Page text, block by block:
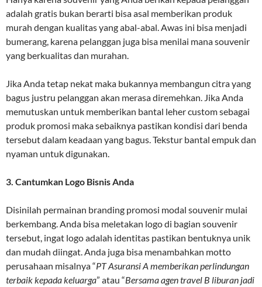
adalah gratis bukan berarti bisa asal memberikan produk
murah dengan kualitas yang abal-abal. Awas ini bisa menjadi
bumerang, karena pelanggan juga bisa menilai mana souvenir
yang berkualitas dan murahan.
Jika Anda tetap nekat maka bukannya membangun citra yang
bagus justru pelanggan akan merasa diremehkan. Jika Anda
memutuskan untuk memberikan bantal leher custom sebagai
produk promosi maka sebaiknya pastikan kondisi dari benda
tersebut dalam keadaan yang bagus. Tekstur bantal empuk dan
nyaman untuk digunakan.
3. Cantumkan Logo Bisnis Anda
Disinilah permainan branding promosi modal souvenir mulai
berkembang. Anda bisa meletakan logo di bagian souvenir
tersebut, ingat logo adalah identitas pastikan bentuknya unik
dan mudah diingat. Anda juga bisa menambahkan motto
perusahaan misalnya “PT Asuransi A memberikan perlindungan
terbaik kepada keluarga” atau “Bersama agen travel B liburan jadi